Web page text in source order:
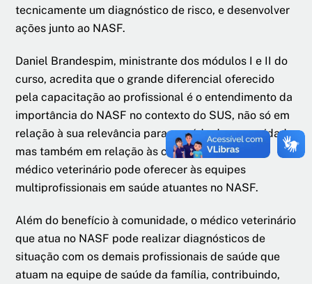
tecnicamente um diagnóstico de risco, e desenvolver
ações junto ao NASF.
Daniel Brandespim, ministrante dos módulos I e II do
curso, acredita que o grande diferencial oferecido
pela capacitação ao profissional é o entendimento da
importância do NASF no contexto do SUS, não só em
relação à sua relevância para a saúde da comunidade,
mas também em relação às contribuições que o
médico veterinário pode oferecer às equipes
multiprofissionais em saúde atuantes no NASF.
Além do benefício à comunidade, o médico veterinário
que atua no NASF pode realizar diagnósticos de
situação com os demais profissionais de saúde que
atuam na equipe de saúde da família, contribuindo,